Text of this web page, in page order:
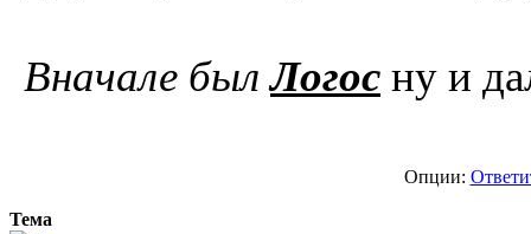
Вначале былЛогос ну и
Опции:
Тема